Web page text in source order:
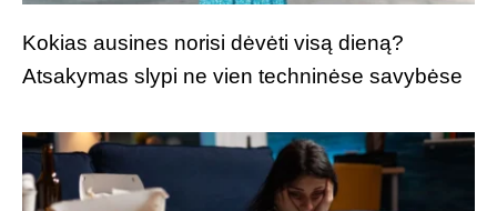
Kokias ausines norisi dėvėti visą dieną?
Atsakymas slypi ne vien techninėse savybėse